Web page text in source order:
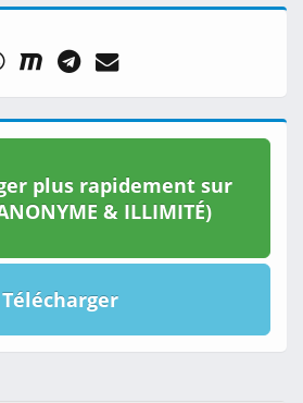
plus rapidement sur
& ILLIMITÉ)
Télécharger